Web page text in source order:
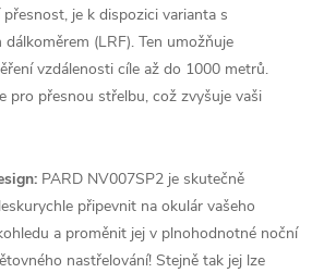
je k dispozici varianta s
(LRF). Ten umožňuje
vzdálenosti cíle až do 1000 metrů.
pro přesnou střelbu, což zvyšuje vaši
PARD NV007SP2 je skutečně
připevnit na okulár vašeho
a proměnit jej v plnohodnotné noční
nastřelování! Stejně tak jej lze